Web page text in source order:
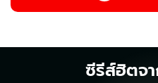
ซีรีส์ฮิตจ